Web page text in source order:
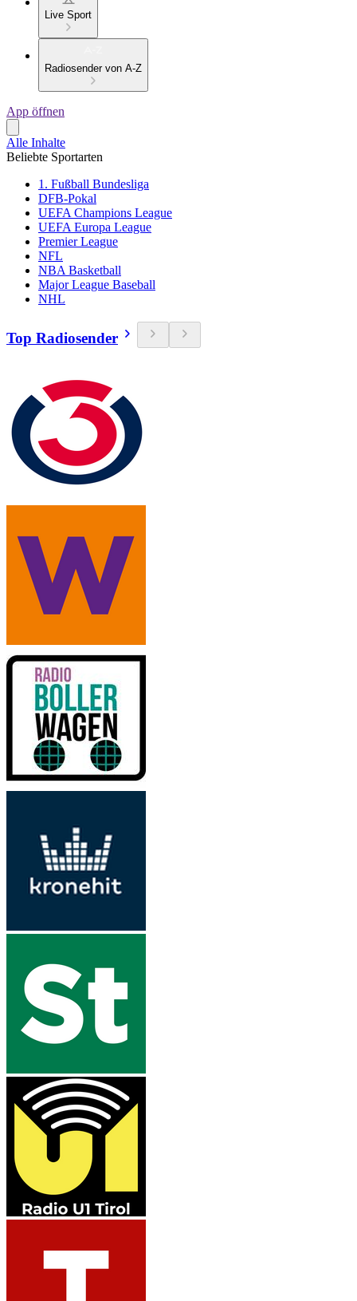
Live Sport
Radiosender von A-Z
App öffnen
Alle Inhalte
Beliebte Sportarten
1. Fußball Bundesliga
DFB-Pokal
UEFA Champions League
UEFA Europa League
Premier League
NFL
NBA Basketball
Major League Baseball
NHL
Top Radiosender